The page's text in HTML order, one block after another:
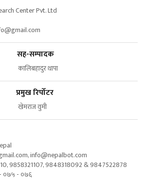
Center Pvt. Ltd
सह-सम्पादक
थापा
रिर्पोटर
वुमी
,info@nepalbot.com
9858321107, 9848318092 & 9847522878
- ०७५ - ०७६